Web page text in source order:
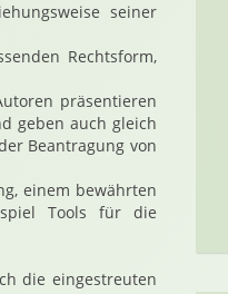
seiner
Rechtsform,
präsentieren
geben auch gleich
Beantragung von
einem bewährten
Tools für die
die eingestreuten